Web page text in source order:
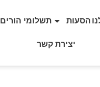
הסעות תשלומי הורים
יצירת קשר